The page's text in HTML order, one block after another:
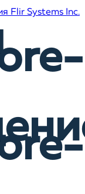
Flir Systems Inc.